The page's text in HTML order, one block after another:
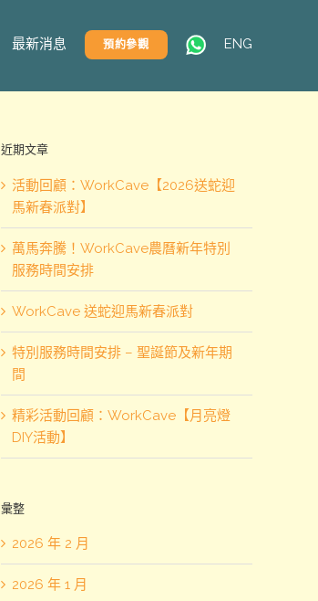
最新消息 預約參觀 ENG
近期文章
活動回顧：WorkCave【2026送蛇迎
馬新春派對】
萬馬奔騰！WorkCave農曆新年特別
服務時間安排
WorkCave 送蛇迎馬新春派對
特別服務時間安排 – 聖誕節及新年期
間
精彩活動回顧：WorkCave【月亮燈
DIY活動】
彙整
2026 年 2 月
2026 年 1 月